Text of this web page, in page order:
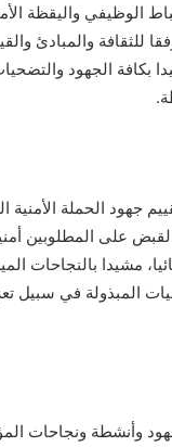
واليقظة
للثقافة والمبادئ
بكافة الجهود
جهود الحملة الأمنية
على المطلوبين
مشيدا بالنجاحات
المبذولة في سبيل
وأنشطة ونجاحات